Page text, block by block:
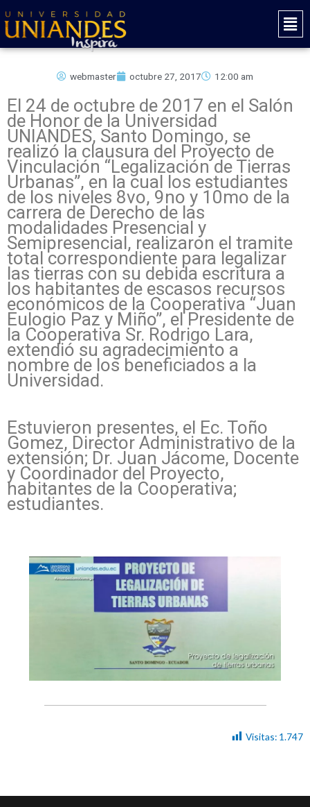
al
contenido
Main
webmaster octubre 27, 2017 12:00 am
El 24 de octubre de 2017 en el Salón
de Honor de la Universidad
UNIANDES, Santo Domingo, se
realizó la clausura del Proyecto de
Vinculación “Legalización de Tierras
Urbanas”, en la cual los estudiantes
de los niveles 8vo, 9no y 10mo de la
carrera de Derecho de las
modalidades Presencial y
Semipresencial, realizaron el tramite
total correspondiente para legalizar
las tierras con su debida escritura a
los habitantes de escasos recursos
económicos de la Cooperativa “Juan
Eulogio Paz y Miño”, el Presidente de
la Cooperativa Sr. Rodrigo Lara,
extendió su agradecimiento a
nombre de los beneficiados a la
Universidad.
Estuvieron presentes, el Ec. Toño
Gomez, Director Administrativo de la
extensión; Dr. Juan Jácome, Docente
y Coordinador del Proyecto,
habitantes de la Cooperativa;
estudiantes.
Visitas: 1.747